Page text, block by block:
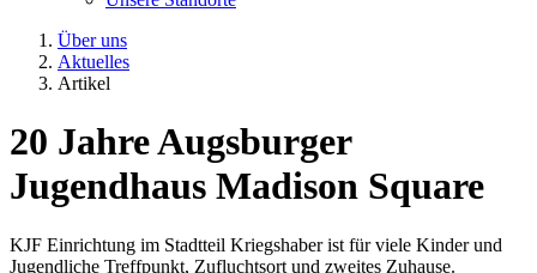
Über uns
Aktuelles
Artikel
20 Jahre Augsburger
Jugendhaus Madison Square
KJF Einrichtung im Stadtteil Kriegshaber ist für viele Kinder und
Jugendliche Treffpunkt, Zufluchtsort und zweites Zuhause.